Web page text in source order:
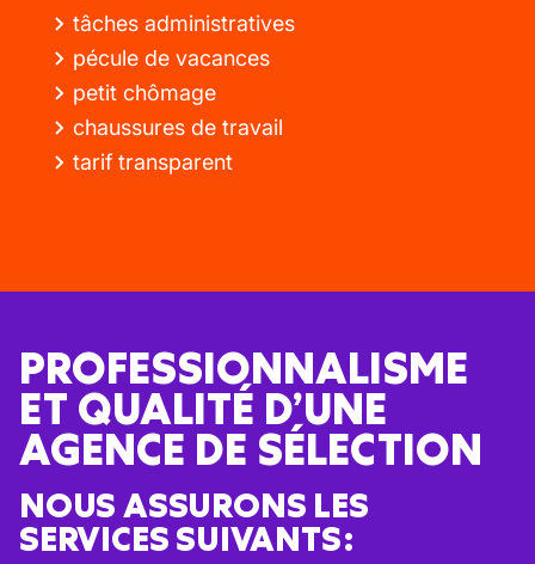
tâches administratives
pécule de vacances
petit chômage
chaussures de travail
tarif transparent
PROFESSIONNALISME
ET QUALITÉ D’UNE
AGENCE DE SÉLECTION
NOUS ASSURONS LES
SERVICES SUIVANTS :